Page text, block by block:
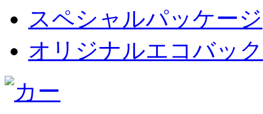
スペシャルパッケージ
オリジナルエコバッ